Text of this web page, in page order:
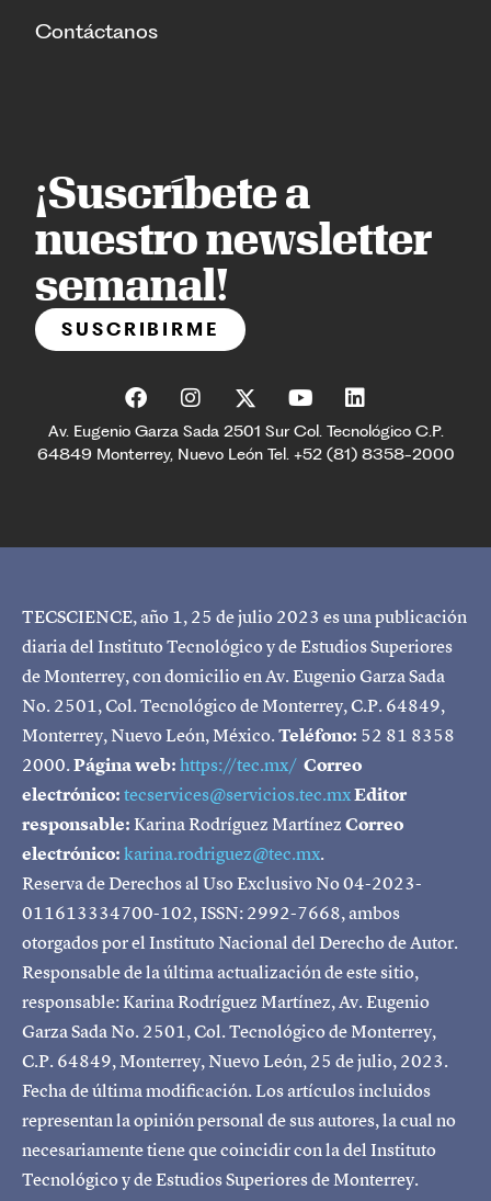
Contáctanos
¡Suscríbete a
nuestro newsletter
semanal!
SUSCRIBIRME
Av. Eugenio Garza Sada 2501 Sur Col. Tecnológico C.P.
64849 Monterrey, Nuevo León Tel. +52 (81) 8358-2000
TECSCIENCE, año 1, 25 de julio 2023 es una publicación
diaria del Instituto Tecnológico y de Estudios Superiores
de Monterrey, con domicilio en Av. Eugenio Garza Sada
No. 2501, Col. Tecnológico de Monterrey, C.P. 64849,
Monterrey, Nuevo León, México.Teléfono: 52 81 8358
2000.Página web:https://tec.mx/ Correo
electrónico:tecservices@servicios.tec.mxEditor
responsable:Karina Rodríguez MartínezCorreo
electrónico:karina.rodriguez@tec.mx.
Reserva de Derechos al Uso Exclusivo No 04-2023-
011613334700-102, ISSN: 2992-7668, ambos
otorgados por el Instituto Nacional del Derecho de Autor.
Responsable de la última actualización de este sitio,
responsable: Karina Rodríguez Martínez, Av. Eugenio
Garza Sada No. 2501, Col. Tecnológico de Monterrey,
C.P. 64849, Monterrey, Nuevo León, 25 de julio, 2023.
Fecha de última modificación. Los artículos incluidos
representan la opinión personal de sus autores, la cual no
necesariamente tiene que coincidir con la del Instituto
Tecnológico y de Estudios Superiores de Monterrey.